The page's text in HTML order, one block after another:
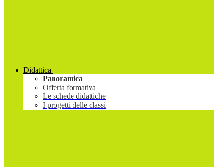
Didattica
Panoramica
Offerta formativa
Le schede didattiche
I progetti delle classi